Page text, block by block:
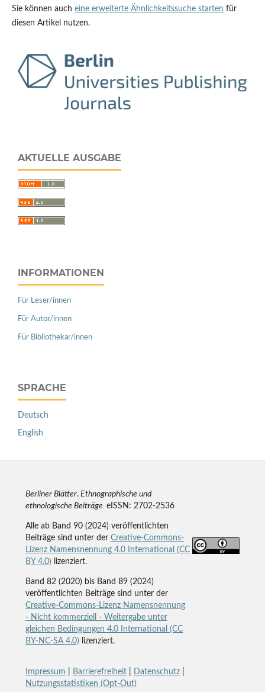
Sie können auch eine erweiterte Ähnlichkeitssuche starten für
diesen Artikel nutzen.
AKTUELLE AUSGABE
INFORMATIONEN
Für Leser/innen
Für Autor/innen
Für Bibliothekar/innen
SPRACHE
Deutsch
English
Berliner Blätter.Ethnographische und
ethnologische Beiträge eISSN: 2702-2536
Alle ab Band 90 (2024) veröffentlichten
Beiträge sind unter der Creative-Commons-
Lizenz Namensnennung 4.0 International (CC
BY 4.0) lizenziert.
Band 82 (2020) bis Band 89 (2024)
veröffentlichten Beiträge sind unter der
Creative-Commons-Lizenz Namensnennung
- Nicht kommerziell - Weitergabe unter
gleichen Bedingungen 4.0 International (CC
BY-NC-SA 4.0) lizenziert.
Impressum Barrierefreiheit| Datenschutz|
Nutzungsstatistiken (Opt-Out)